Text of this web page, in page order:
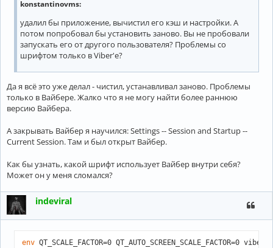
konstantinovms:
удалил бы приложение, вычистил его кэш и настройки. А
потом попробовал бы установить заново. Вы не пробовали
запускать его от другого пользователя? Проблемы со
шрифтом только в Viber'е?
Да я всё это уже делал - чистил, устанавливал заново. Проблемы
только в Вайбере. Жалко что я не могу найти более раннюю
версию Вайбера.
А закрывать Вайбер я научился: Settings -- Session and Startup --
Current Session. Там и был открыт Вайбер.
Как бы узнать, какой шрифт использует Вайбер внутри себя?
Может он у меня сломался?
indeviral
env QT_SCALE_FACTOR=0 QT_AUTO_SCREEN_SCALE_FACTOR=0 viber